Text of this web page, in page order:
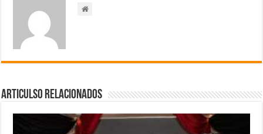
Articulso Relacionados